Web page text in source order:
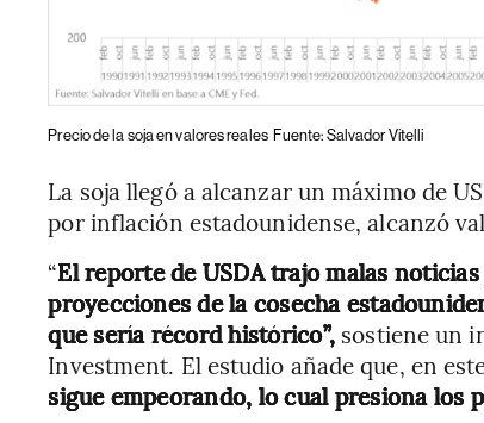
Precio de la soja en valores reales Fuente: Salvador Vitelli
La soja llegó a alcanzar un máximo de
por inflación estadounidense, alcanzó
“El reporte de USDA trajo malas
proyecciones de la cosecha
que sería récord histórico”, sostiene un
Investment. El estudio añade que, en
sigue empeorando, lo cual presiona los